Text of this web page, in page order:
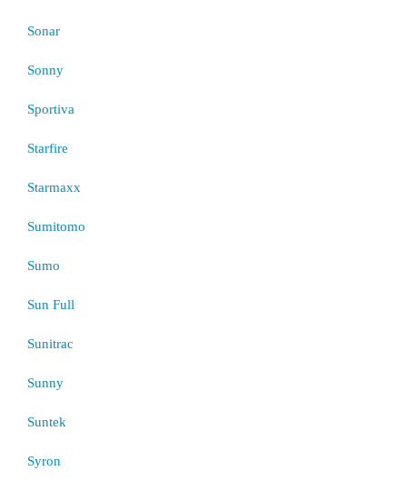
Sonar
Sonny
Sportiva
Starfire
Starmaxx
Sumitomo
Sumo
Sun Full
Sunitrac
Sunny
Suntek
Syron